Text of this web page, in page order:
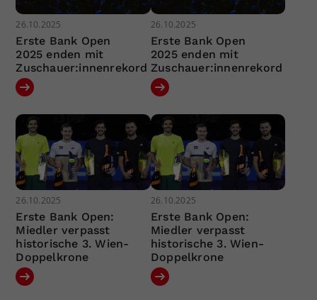
26.10.2025
Erste Bank Open
2025 enden mit
Zuschauer:innenrekord
26.10.2025
Erste Bank Open
2025 enden mit
Zuschauer:innenrekord
26.10.2025
Erste Bank Open:
Miedler verpasst
historische 3. Wien-
Doppelkrone
26.10.2025
Erste Bank Open:
Miedler verpasst
historische 3. Wien-
Doppelkrone